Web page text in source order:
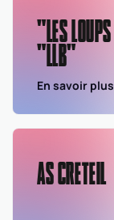
"LES
"LLB"
En savoir plus
AS CRETEIL